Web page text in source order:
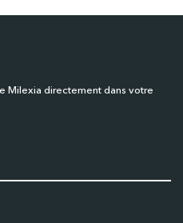
Milexia directement dans votre